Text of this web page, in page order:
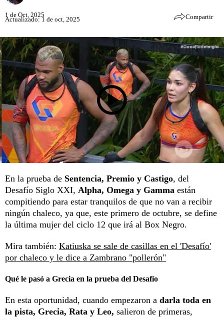
1 de Oct, 2025
Actualizado: 1 de oct, 2025 Compartir
En la prueba de Sentencia, Premio y Castigo, del
Desafío Siglo XXI, Alpha, Omega y Gamma están
compitiendo para estar tranquilos de que no van a recibir
ningún chaleco, ya que, este primero de octubre, se define
la última mujer del ciclo 12 que irá al Box Negro.
Mira también: Katiuska se sale de casillas en el 'Desafío'
por chaleco y le dice a Zambrano "pollerón"
Qué le pasó a Grecia en la prueba del Desafío
En esta oportunidad, cuando empezaron a darla toda en
la pista, Grecia, Rata y Leo, salieron de primeras,